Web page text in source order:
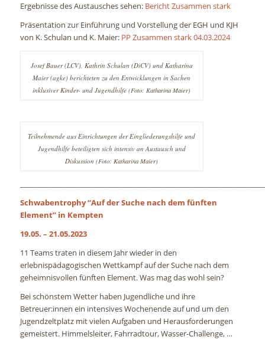
Ergebnisse des Austausches sehen: Bericht Zusammen stark
Präsentation zur Einführung und Vorstellung der EGH und KJH
von K. Schulan und K. Maier: PP Zusammen stark 04.03.2024
Josef Bauer (LCV), Kathrin Schulan (DiCV) und Katharina
Maier (agke) berichteten zu den Entwicklungen in Sachen
inklusiver Kinder- und Jugendhilfe(Foto: Katharina Maier)
Teilnehmende aus Einrichtungen der Eingliederungshilfe und
Jugendhilfe beteiligten sich intensiv an Austausch und
Diskussion(Foto: Katharina Maier)
Schwabentrophy “Auf der Suche nach dem fünften
Element” in Kempten
19.05. – 21.05.2023
11 Teams traten in diesem Jahr wieder in den
erlebnispädagogischen Wettkampf auf der Suche nach dem
geheimnisvollen fünften Element. Was mag das wohl sein?
Bei schönstem Wetter haben Jugendliche und ihre
Betreuer:innen ein intensives Wochenende auf und um den
Jugendzeltplatz mit vielen Aufgaben und Herausforderungen
gemeistert. Himmelsleiter, Fahrradtour, Wasser-Challenge, …